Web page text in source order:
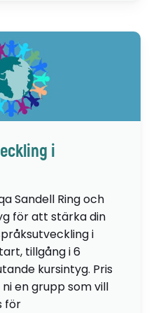
i
Sandell Ring och
för att stärka din
i
tillgång i 6
kursintyg. Pris
en grupp som vill
för